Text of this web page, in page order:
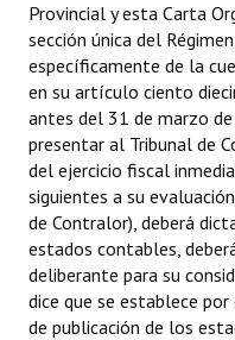
REFORMA DE LA CARTA
Provincial y esta Carta
sección única del
específicamente de la
en su artículo ciento
antes del 31 de marzo
presentar al Tribunal de
del ejercicio fiscal
siguientes a su
de Contralor), deberá
estados contables,
deliberante para su
dice que se establece
de publicación de los